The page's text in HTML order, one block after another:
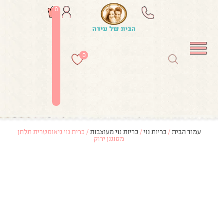
0
0
עמוד הבית/ כריות נוי/ כריות נוי מעוצבות/ כרית נוי גיאומטרית תלתן
מסוגנן ירוק